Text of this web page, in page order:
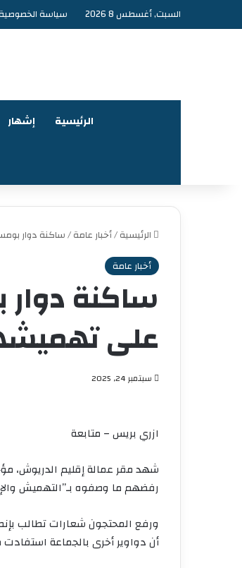
السبت, أغسطس 8 2026 سياسة الخصوصية
الرئيسية إشهار
الرئيسية/أخبار عامة/ساكنة دوار
أخبار عامة
ساكنة
على
سبتمبر 24, 2025
ازري بريس – متابعة
شهد مقر عمالة إقليم الدريوش،
رفضهم ما وصفوه بـ”التهميش
ورفع المحتجون شعارات تطالب
أن دواوير أخرى بالجماعة استفادت